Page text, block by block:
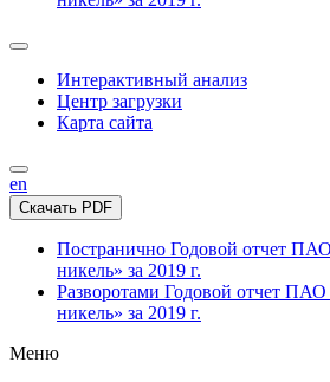
Интерактивный анализ
Центр загрузки
Карта сайта
en
Скачать PDF
Постранично Годовой отчет
никель» за 2019 г.
Разворотами Годовой отчет
никель» за 2019 г.
Меню